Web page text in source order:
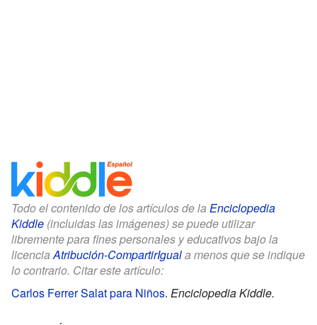
Todo el contenido de los artículos de la Enciclopedia
Kiddle (incluidas las imágenes) se puede utilizar
libremente para fines personales y educativos bajo la
licenciaAtribución-CompartirIguala menos que se indique
lo contrario. Citar este artículo:
Carlos Ferrer Salat para Niños. Enciclopedia Kiddle.